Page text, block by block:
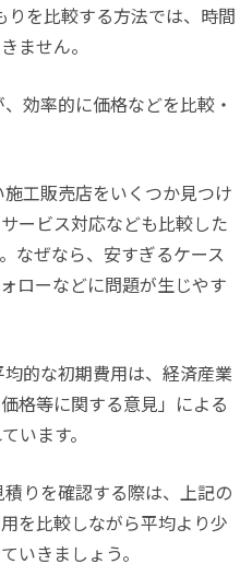
りを比較する方法では、時間
ません。
効率的に価格などを比較・
工販売店をいくつか見つけ
ービス対応なども比較した
なぜなら、安すぎるケース
ローなどに問題が生じやす
的な初期費用は、経済産業
格等に関する意見」による
います。
りを確認する際は、上記の
を比較しながら平均より少
いきましょう。